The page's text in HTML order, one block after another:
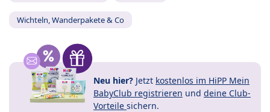
Wichteln, Wanderpakete & Co
Neu hier? Jetzt kostenlos im HiPP Mein
BabyClub registrieren und deine Club-
Vorteile sichern.